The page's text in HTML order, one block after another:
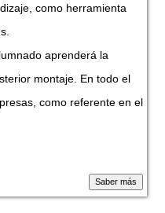
como herramienta
aprenderá la
montaje. En todo el
como referente en el